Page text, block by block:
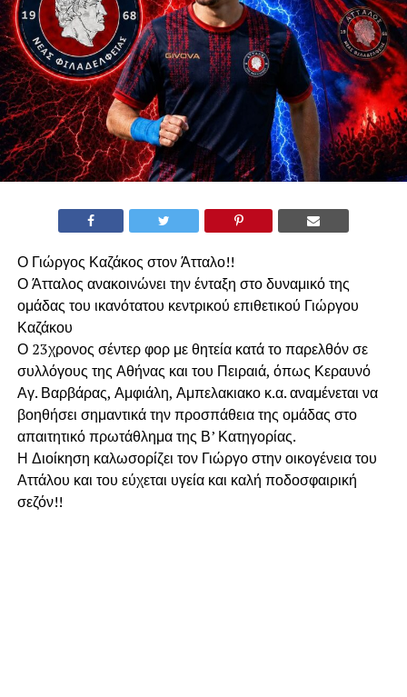
Ο Γιώργος Καζάκος στον Άτταλο!!
Ο Άτταλος ανακοινώνει την ένταξη στο δυναμικό της
ομάδας του ικανότατου κεντρικού επιθετικού Γιώργου
Καζάκου
Ο 23χρονος σέντερ φορ με θητεία κατά το παρελθόν σε
συλλόγους της Αθήνας και του Πειραιά, όπως Κεραυνό
Αγ. Βαρβάρας, Αμφιάλη, Αμπελακιακο κ.α. αναμένεται να
βοηθήσει σημαντικά την προσπάθεια της ομάδας στο
απαιτητικό πρωτάθλημα της Β’ Κατηγορίας.
Η Διοίκηση καλωσορίζει τον Γιώργο στην οικογένεια του
Αττάλου και του εύχεται υγεία και καλή ποδοσφαιρική
σεζόν!!